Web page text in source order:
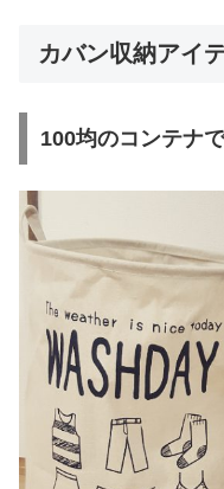
カバン収納アイ
100均のコンテナ